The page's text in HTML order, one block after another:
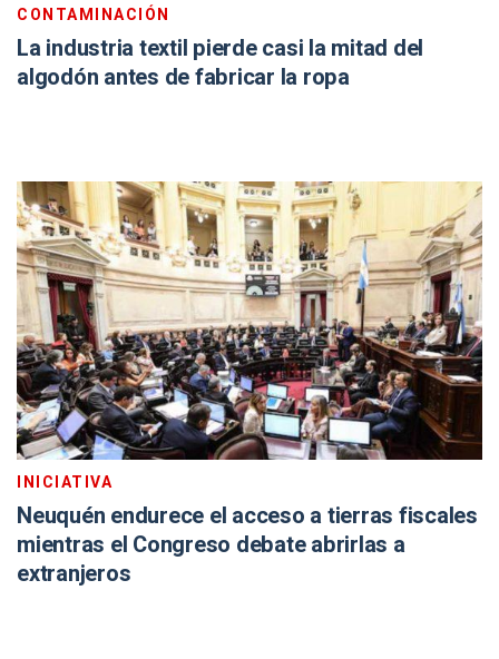
CONTAMINACIÓN
La industria textil pierde casi la mitad del
algodón antes de fabricar la ropa
INICIATIVA
Neuquén endurece el acceso a tierras fiscales
mientras el Congreso debate abrirlas a
extranjeros